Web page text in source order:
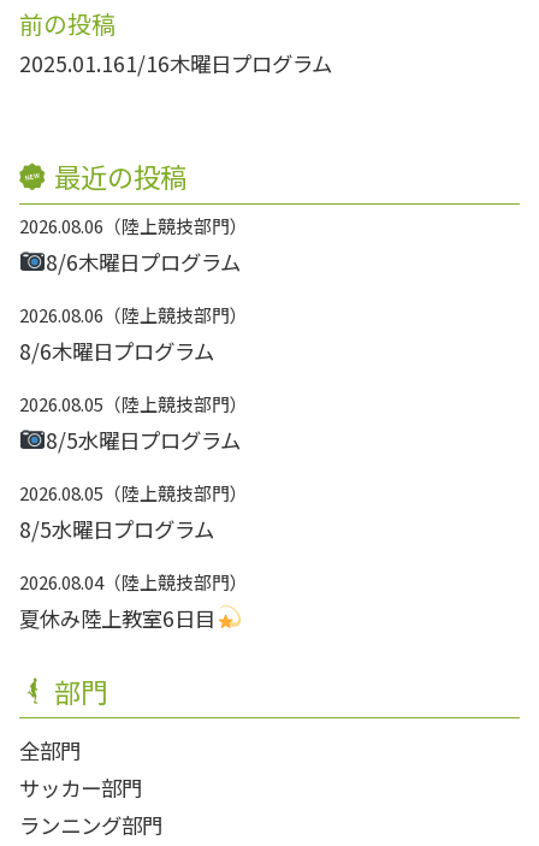
前の投稿
2025.01.161/16木曜日プログラム
最近の投稿
2026.08.06 陸上競技部門
8/6木曜日プログラム
2026.08.06 陸上競技部門
8/6木曜日プログラム
2026.08.05 陸上競技部門
8/5水曜日プログラム
2026.08.05 陸上競技部門
8/5水曜日プログラム
2026.08.04 陸上競技部門
夏休み陸上教室6日目
部門
全部門
サッカー部門
ランニング部門